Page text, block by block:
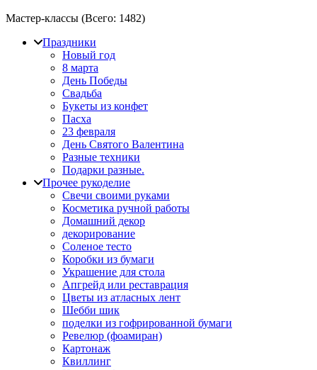
Мастер-классы (Всего: 1482)
Праздники
Новый год
8 марта
День Победы
Свадьба
Букеты из конфет
Пасха
23 февраля
День Святого Валентина
Разные техники
Подарки разные.
Прочее рукоделие
Свечи своими руками
Косметика ручной работы
Домашний декор
декорирование
Соленое тесто
Коробки из бумаги
Украшение для стола
Апгрейд или реставрация
Цветы из атласных лент
Шебби шик
поделки из гофрированной бумаги
Ревелюр (фоамиран)
Картонаж
Квиллинг